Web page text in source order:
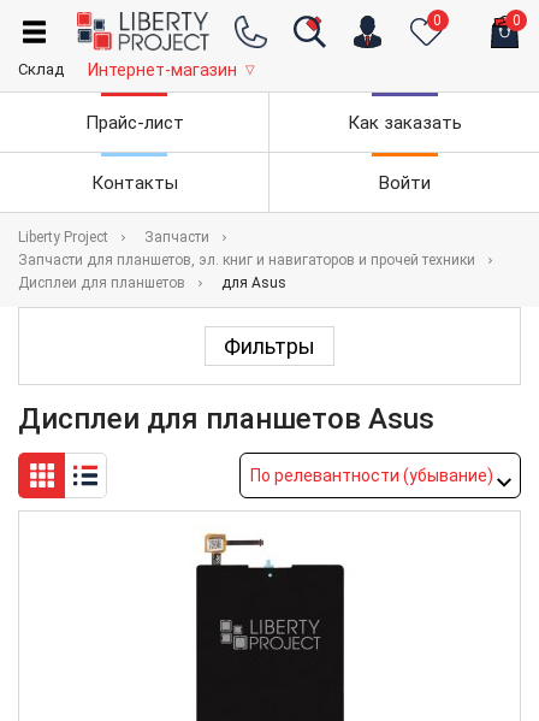
0 0
Склад Интернет-магазин ▽
Прайс-лист Как заказать
Контакты Войти
Liberty Project
Запчасти
Запчасти для планшетов, эл. книг и навигаторов и прочей техники
Дисплеи для планшетов
для Asus
Фильтры
Дисплеи для планшетов Asus
По релевантности (убывание)